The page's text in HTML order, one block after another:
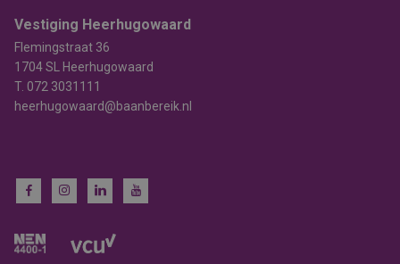
Vestiging Heerhugowaard
Flemingstraat 36
1704 SL Heerhugowaard
T. 072 3031111
heerhugowaard@baanbereik.nl